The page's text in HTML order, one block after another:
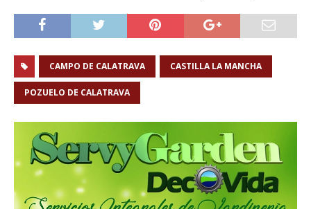
CAMPO DE CALATRAVA CASTILLA LA MANCHA
POZUELO DE CALATRAVA